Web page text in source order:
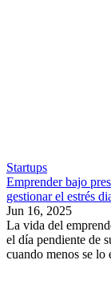
Startups
Emprender bajo
gestionar el estrés
Jun 16, 2025
La vida del
el día pendiente de
cuando menos se lo